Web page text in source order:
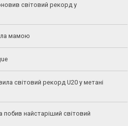
світовий рекорд у
мамою
світовий рекорд U20 у метані
найстаріший світовий